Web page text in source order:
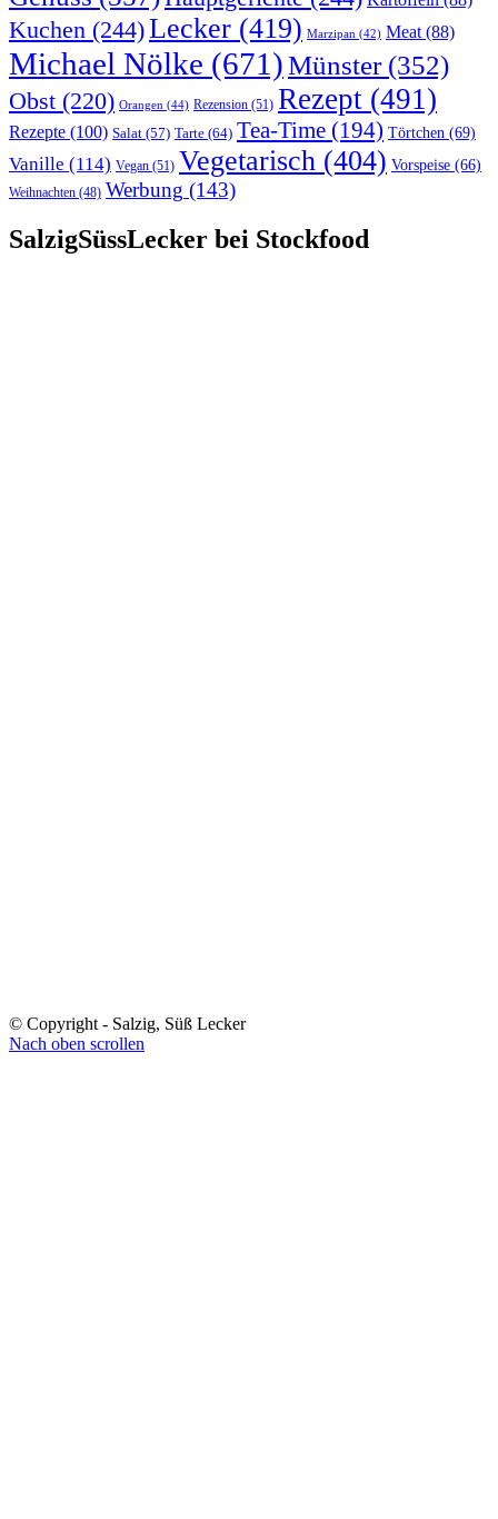
Kuchen (244)Lecker (419) Marzipan (42) Meat (88)
Michael Nölke (671)Münster(352)
Obst (220) Orangen (44) Rezension (51) Rezept (491)
Rezepte (100) Salat (57) Tarte (64) Tea-Time (194) Törtchen (69)
Vanille (114) Vegan (51) Vegetarisch (404) Vorspeise (66)
Weihnachten (48) Werbung (143)
SalzigSüssLecker bei Stockfood
© Copyright - Salzig, Süß Lecker
Nach oben scrollen